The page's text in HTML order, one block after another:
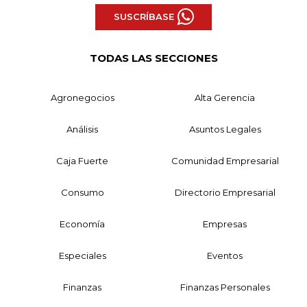
SUSCRÍBASE
TODAS LAS SECCIONES
Agronegocios Alta Gerencia
Análisis Asuntos Legales
Caja Fuerte Comunidad Empresarial
Consumo Directorio Empresarial
Economía Empresas
Especiales Eventos
Finanzas Finanzas Personales